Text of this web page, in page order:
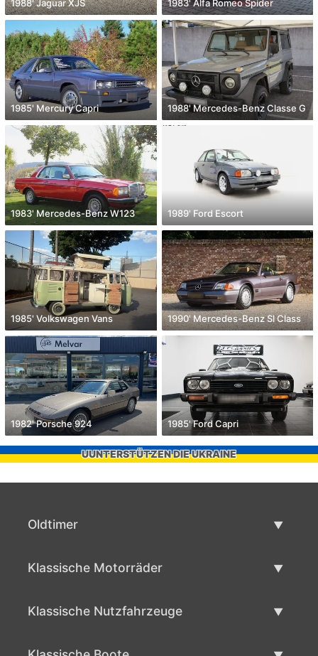
1988' Jaguar XJS 1983' Alfa Romeo Spider
1985' Mercury Capri 1988' Mercedes-Benz Classe G
1983' Mercedes-Benz W123 1989' Ford Escort
1985' Volkswagen Vans 1990' Mercedes-Benz Sl Class
1982' Porsche 924 1985' Ford Capri
UUNTERSTÜTZEN DIE UKRAINE
Oldtimer
Klassische Motorräder
Klassische Nutzfahrzeuge